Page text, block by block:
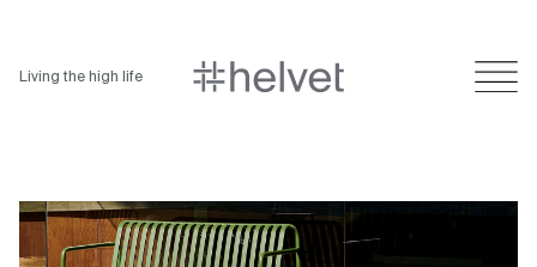
Living the high life